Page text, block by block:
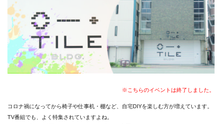
会社概要
お問い合わせ
※こちらのイベントは終了しました。
コロナ禍になってから椅子や仕事机・棚など、自宅DIYを楽しむ方が増えています。
TV番組でも、よく特集されていますよね。